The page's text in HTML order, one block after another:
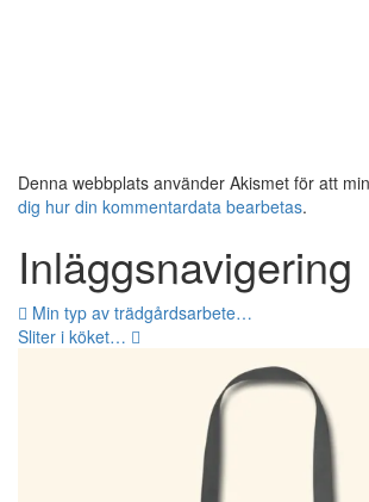
Denna webbplats använder Akismet för att
dig hur din kommentardata bearbetas.
Inläggsnavigering
Min typ av trädgårdsarbete…
Sliter i köket…